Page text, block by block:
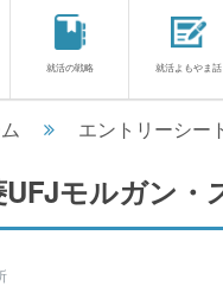
就活の戦略 就活よもやま話
エントリーシー
モルガン・